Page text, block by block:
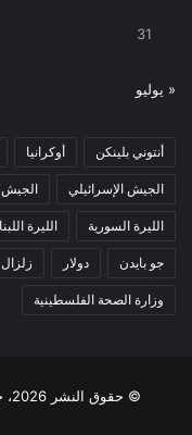
31
« يوليو
أنتوني بلينكن أوكرانيا
الجيش الإسرائيلي الجيش
الليرة السورية الليرة
جو بايدن دولار زلزال
وزارة الصحة الفلسطينية
© حقوق النشر 2026، جميع الحقوق محفوظة |